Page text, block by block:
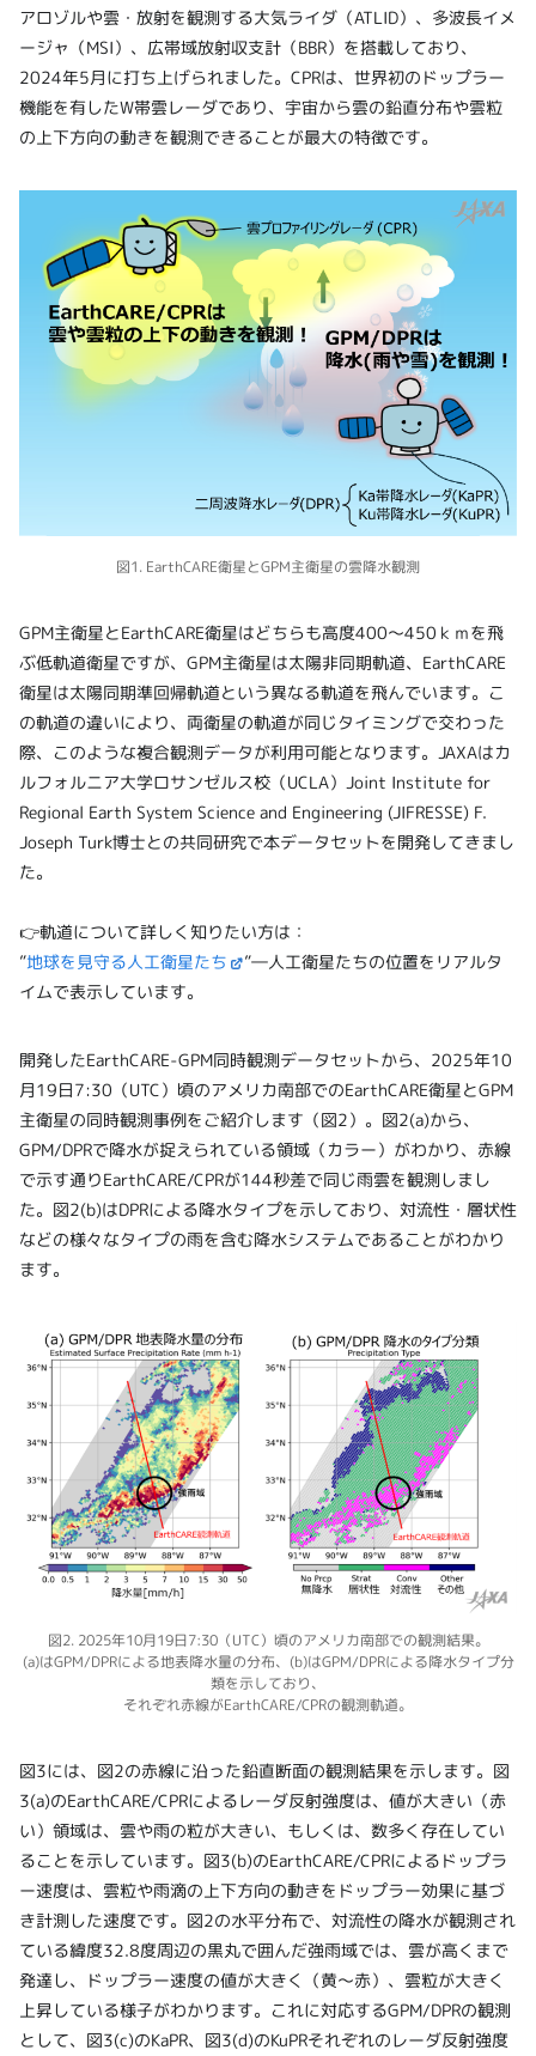
アロゾルや雲・放射を観測する大気ライダ（ATLID）、多波長イメ
ージャ（MSI）、広帯域放射収支計（BBR）を搭載しており、
2024年5月に打ち上げられました。CPRは、世界初のドップラー
機能を有したW帯雲レーダであり、宇宙から雲の鉛直分布や雲粒
の上下方向の動きを観測できることが最大の特徴です。
図1. EarthCARE衛星とGPM主衛星の雲降水観測
GPM主衛星とEarthCARE衛星はどちらも高度400～450ｋｍを飛
ぶ低軌道衛星ですが、GPM主衛星は太陽非同期軌道、EarthCARE
衛星は太陽同期準回帰軌道という異なる軌道を飛んでいます。こ
の軌道の違いにより、両衛星の軌道が同じタイミングで交わった
際、このような複合観測データが利用可能となります。JAXAはカ
ルフォルニア大学ロサンゼルス校（UCLA）Joint Institute for
Regional Earth System Science and Engineering (JIFRESSE) F.
Joseph Turk博士との共同研究で本データセットを開発してきまし
た。
👉軌道について詳しく知りたい方は：
”地球を見守る人工衛星たち
”―人工衛星たちの位置をリアルタ
イムで表示しています。
開発したEarthCARE-GPM同時観測データセットから、2025年10
月19日7:30（UTC）頃のアメリカ南部でのEarthCARE衛星とGPM
主衛星の同時観測事例をご紹介します（図2）。図2(a)から、
GPM/DPRで降水が捉えられている領域（カラー）がわかり、赤線
で示す通りEarthCARE/CPRが144秒差で同じ雨雲を観測しまし
た。図2(b)はDPRによる降水タイプを示しており、対流性・層状性
などの様々なタイプの雨を含む降水システムであることがわかり
ます。
図2. 2025年10月19日7:30（UTC）頃のアメリカ南部での観測結果。
(a)はGPM/DPRによる地表降水量の分布、(b)はGPM/DPRによる降水タイプ分
類を示しており、
それぞれ赤線がEarthCARE/CPRの観測軌道。
図3には、図2の赤線に沿った鉛直断面の観測結果を示します。図
3(a)のEarthCARE/CPRによるレーダ反射強度は、値が大きい（赤
い）領域は、雲や雨の粒が大きい、もしくは、数多く存在してい
ることを示しています。図3(b)のEarthCARE/CPRによるドップラ
ー速度は、雲粒や雨滴の上下方向の動きをドップラー効果に基づ
き計測した速度です。図2の水平分布で、対流性の降水が観測され
ている緯度32.8度周辺の黒丸で囲んだ強雨域では、雲が高くまで
発達し、ドップラー速度の値が大きく（黄～赤）、雲粒が大きく
上昇している様子がわかります。これに対応するGPM/DPRの観測
として、図3(c)のKaPR、図3(d)のKuPRそれぞれのレーダ反射強度